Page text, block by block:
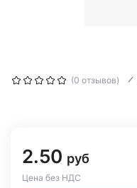
(0 отзывов)
2.50 руб
Цена без НДС